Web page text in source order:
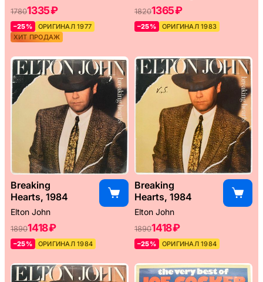
17801335 ₽
–25%
ОРИГИНАЛ 1977
ХИТ ПРОДАЖ
18201365 ₽
–25% ОРИГИНАЛ 1983
Breaking
Hearts, 1984
Elton John
18901418 ₽
–25% ОРИГИНАЛ 1984
Breaking
Hearts, 1984
Elton John
18901418 ₽
–25% ОРИГИНАЛ 1984